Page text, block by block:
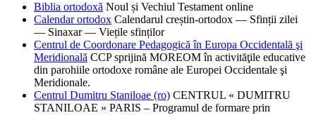
Biblia ortodoxă Noul și Vechiul Testament online
Calendar ortodox Calendarul creștin-ortodox — Sfinții zilei
— Sinaxar — Viețile sfinților
Centrul de Coordonare Pedagogică în Europa Occidentală şi
Meridională CCP sprijină MOREOM în activităţile educative
din parohiile ortodoxe române ale Europei Occidentale şi
Meridionale.
Centrul Dumitru Staniloae (ro) CENTRUL « DUMITRU
STANILOAE » PARIS – Programul de formare prin